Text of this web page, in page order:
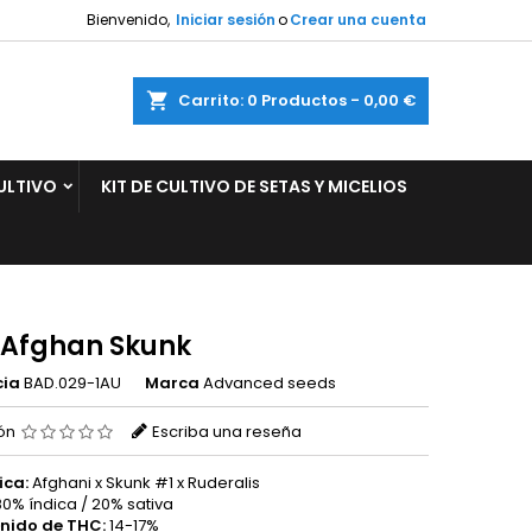
Bienvenido, Iniciar sesiónoCrear una cuenta
Carrito 0 Productos - 0,00 €
KIT DE CULTIVO DE SETAS Y MICELIOS
Skunk
BAD.029-1AU Marca Advanced seeds
Escriba una reseña
Afghani x Skunk #1 x Ruderalis
índica / 20% sativa
de THC:14-17%